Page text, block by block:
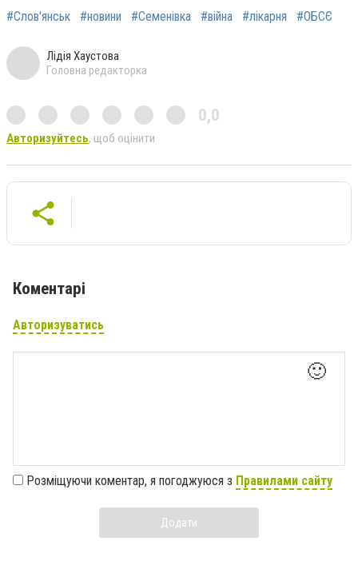
#Слов'янськ #новини #Семенівка #війна #лікарня #ОБСЄ
Лідія Хаустова
Головна редакторка
0,0
Авторизуйтесь, щоб оцінити
Коментарі
Авторизуватись
🙂
Розміщуючи коментар, я погоджуюся з Правилами сайту
Додати